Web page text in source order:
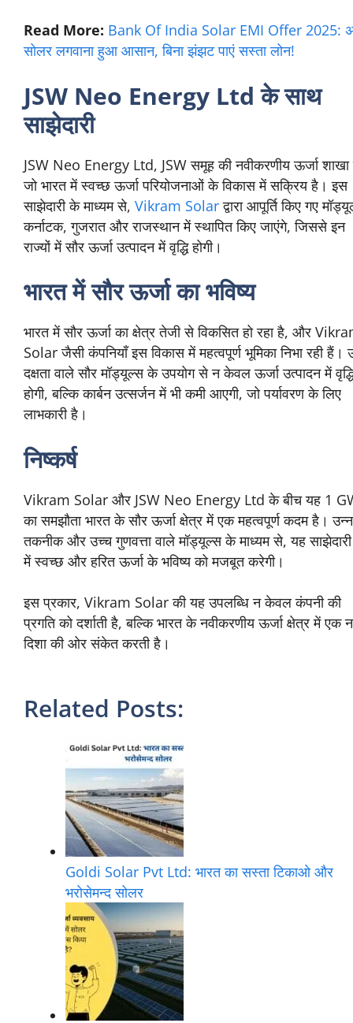
Read More: Bank Of India Solar EMI Offer 2025:
सोलर लगवाना हुआ आसान, बिना झंझट पाएं सस्ता लोन!
JSW Neo Energy Ltd के साथ
साझेदारी
JSW Neo Energy Ltd, JSW समूह की नवीकरणीय ऊर्जा शाखा
जो भारत में स्वच्छ ऊर्जा परियोजनाओं के विकास में सक्रिय है। इस
साझेदारी के माध्यम से, Vikram Solarद्वारा आपूर्ति किए गए
कर्नाटक, गुजरात और राजस्थान में स्थापित किए जाएंगे, जिससे इन
राज्यों में सौर ऊर्जा उत्पादन में वृद्धि होगी।
भारत में सौर ऊर्जा का भविष्य
भारत में सौर ऊर्जा का क्षेत्र तेजी से विकसित हो रहा है, और
Solar जैसी कंपनियाँ इस विकास में महत्वपूर्ण भूमिका निभा रही हैं।
दक्षता वाले सौर मॉड्यूल्स के उपयोग से न केवल ऊर्जा उत्पादन में
होगी, बल्कि कार्बन उत्सर्जन में भी कमी आएगी, जो पर्यावरण के लिए
लाभकारी है।
निष्कर्ष
Vikram Solar और JSW Neo Energy Ltd के बीच यह 1
का समझौता भारत के सौर ऊर्जा क्षेत्र में एक महत्वपूर्ण कदम है।
तकनीक और उच्च गुणवत्ता वाले मॉड्यूल्स के माध्यम से, यह
में स्वच्छ और हरित ऊर्जा के भविष्य को मजबूत करेगी।
इस प्रकार, Vikram Solar की यह उपलब्धि न केवल कंपनी की
प्रगति को दर्शाती है, बल्कि भारत के नवीकरणीय ऊर्जा क्षेत्र में एक
दिशा की ओर संकेत करती है।
Related Posts:
Goldi Solar Pvt Ltd: भारत का सस्ता टिकाओ और
भरोसेमन्द सोलर